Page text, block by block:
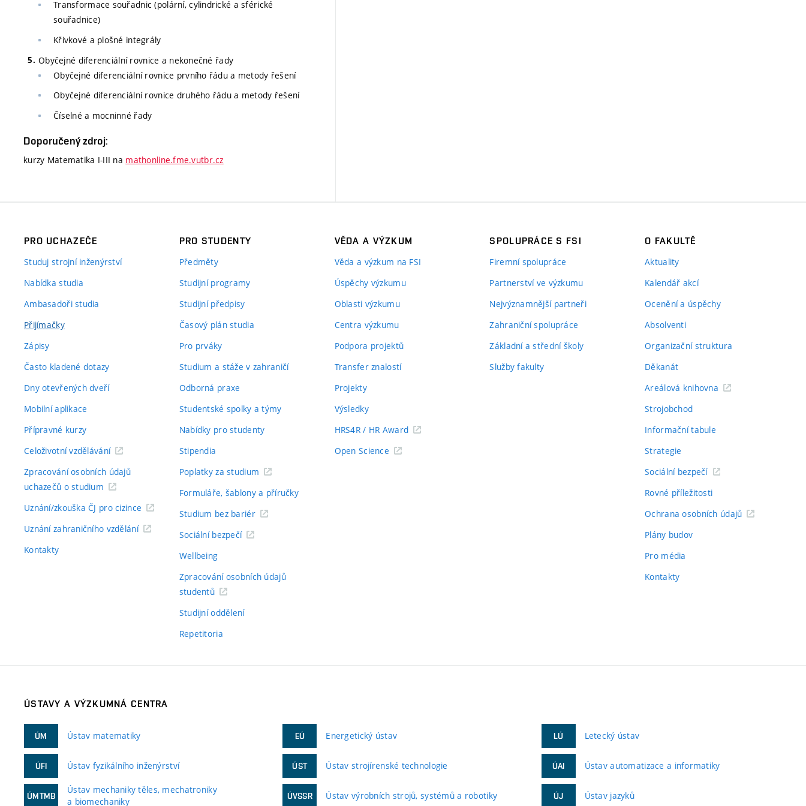
Transformace souřadnic (polární, cylindrické a sférické
souřadnice)
Křivkové a plošné integrály
Obyčejné diferenciální rovnice a nekonečné řady
Obyčejné diferenciální rovnice prvního řádu a metody řešení
Obyčejné diferenciální rovnice druhého řádu a metody řešení
Číselné a mocninné řady
Doporučený zdroj:
kurzy Matematika I-III na mathonline.fme.vutbr.cz
PRO UCHAZEČE
Studuj strojní inženýrství
Nabídka studia
Ambasadoři studia
Přijímačky
Zápisy
Často kladené dotazy
Dny otevřených dveří
Mobilní aplikace
Přípravné kurzy
Celoživotní vzdělávání
Zpracování osobních údajů
uchazečů o studium
Uznání/zkouška ČJ pro cizince
Uznání zahraničního vzdělání
Kontakty
PRO STUDENTY
Předměty
Studijní programy
Studijní předpisy
Časový plán studia
Pro prváky
Studium a stáže v zahraničí
Odborná praxe
Studentské spolky a týmy
Nabídky pro studenty
Stipendia
Poplatky za studium
Formuláře, šablony a příručky
Studium bez bariér
Sociální bezpečí
Wellbeing
Zpracování osobních údajů
studentů
Studijní oddělení
Repetitoria
VĚDA A VÝZKUM
Věda a výzkum na FSI
Úspěchy výzkumu
Oblasti výzkumu
Centra výzkumu
Podpora projektů
Transfer znalostí
Projekty
Výsledky
HRS4R / HR Award
Open Science
SPOLUPRÁCE S FSI
Firemní spolupráce
Partnerství ve výzkumu
Nejvýznamnější partneři
Zahraniční spolupráce
Základní a střední školy
Služby fakulty
O FAKULTĚ
Aktuality
Kalendář akcí
Ocenění a úspěchy
Absolventi
Organizační struktura
Děkanát
Areálová knihovna
Strojobchod
Informační tabule
Strategie
Sociální bezpečí
Rovné příležitosti
Ochrana osobních údajů
Plány budov
Pro média
Kontakty
ÚSTAVY A VÝZKUMNÁ CENTRA
ÚM Ústav matematiky
ÚFI Ústav fyzikálního inženýrství
ÚMTMB
Ústav mechaniky těles, mechatroniky
a biomechaniky
EÚ Energetický ústav
ÚST Ústav strojírenské technologie
ÚVSSR Ústav výrobních strojů, systémů a robotiky
LÚ Letecký ústav
ÚAI Ústav automatizace a informatiky
ÚJ Ústav jazyků